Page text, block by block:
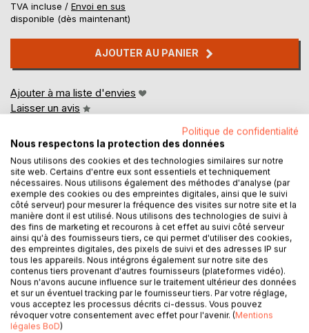
TVA incluse / Envoi en sus
disponible (dès maintenant)
AJOUTER AU PANIER
Ajouter à ma liste d'envies
Laisser un avis
DESCRIPTION
Pourquoi et comment écrire? Les conseils précis et ciblés
d'un écrivain pour vous accompagner tout au long du
processus d'écriture. De la pensée au livre, découvrez
comment débuter, avancer et enfin terminer votre projet
littéraire.
Ce livre didactique et concis se veut un compagnon aide-
Politique de confidentialité
Nous respectons la protection des données
Nous utilisons des cookies et des technologies similaires sur notre
site web. Certains d'entre eux sont essentiels et techniquement
nécessaires. Nous utilisons également des méthodes d'analyse (par
exemple des cookies ou des empreintes digitales, ainsi que le suivi
côté serveur) pour mesurer la fréquence des visites sur notre site et la
manière dont il est utilisé. Nous utilisons des technologies de suivi à
des fins de marketing et recourons à cet effet au suivi côté serveur
ainsi qu'à des fournisseurs tiers, ce qui permet d'utiliser des cookies,
des empreintes digitales, des pixels de suivi et des adresses IP sur
tous les appareils. Nous intégrons également sur notre site des
contenus tiers provenant d'autres fournisseurs (plateformes vidéo).
Nous n'avons aucune influence sur le traitement ultérieur des données
et sur un éventuel tracking par le fournisseur tiers. Par votre réglage,
vous acceptez les processus décrits ci-dessus. Vous pouvez
révoquer votre consentement avec effet pour l'avenir. (Mentions
légales BoD)